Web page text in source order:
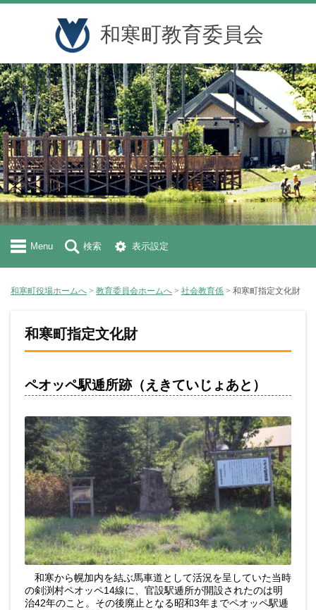
和寒町教育委員会
Menu 検索 表示設定
和寒町役場ホームへ > 教育委員会ホームへ > 社会教育係 > 和寒町指定文化財
和寒町指定文化財
ペオッペ駅逓所跡（えきていじょあと）
和寒から幌加内を結ぶ馬車道として活況を呈していた当時
の剣渕村ペオッペ14線に、官設駅逓所が開設されたのは明
治42年のこと。その後廃止となる昭和3年までペオッペ駅逓